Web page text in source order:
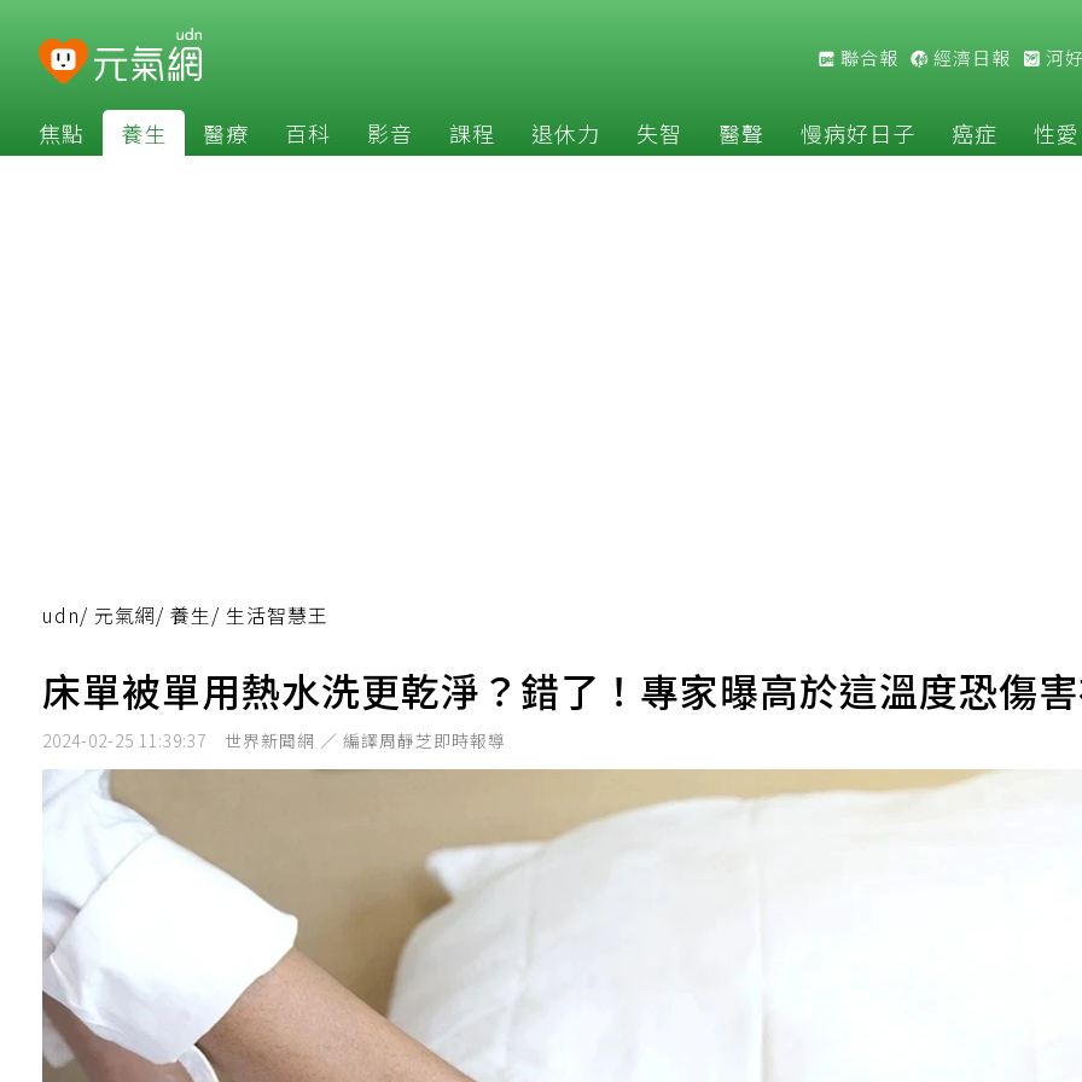
聯合報 經濟日報 河
焦點 養生 醫療 百科 影音 課程 退休力 失智 醫聲 慢病好日子 癌症 性愛
udn/ 元氣網/ 養生/ 生活智慧王
床單被單用熱水洗更乾淨？錯了！專家曝高於這溫度恐傷
2024-02-25 11:39:37 世界新聞網 ／ 編譯周靜芝即時報導